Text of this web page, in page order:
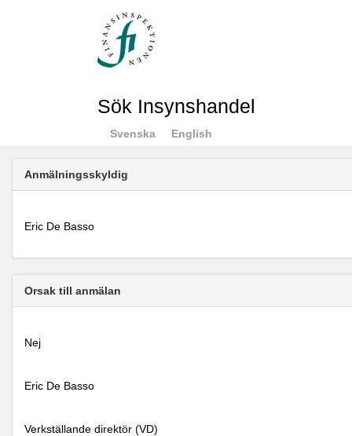
Sök Insynshandel
Svenska English
Anmälningsskyldig
Eric De Basso
Orsak till anmälan
Nej
Eric De Basso
Verkställande direktör (VD)